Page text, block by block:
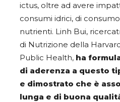
ictus, oltre ad avere
consumi idrici, di
nutrienti. Linh Bui,
di Nutrizione della
Public Health, ha
di aderenza a questo
e dimostrato che è
lunga e di buona